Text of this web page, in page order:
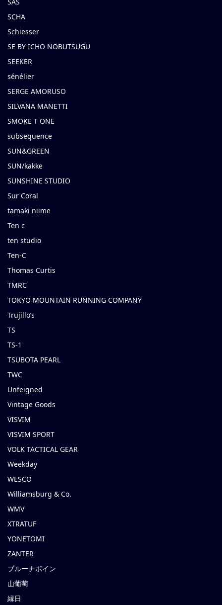
SCHA
Schiesser
SE BY ICHO NOBUTSUGU
SEEKER
sénélier
SERGE AMORUSO
SILVANA MANETTI
SMOKE T ONE
subsequence
SUN&GREEN
SUN/kakke
SUNSHINE STUDIO
Sur Coral
tamaki niime
Ten c
ten studio
Ten-C
Thomas Curtis
TMRC
TOKYO MOUNTAIN RUNNING COMPANY
Trujillo’s
TS
TS-1
TSUBOTA PEARL
TWC
Unfeigned
Vintage Goods
VISVIM
VISVIM SPORT
VOLK TACTICAL GEAR
Weekday
WESCO
Williamsburg & Co.
WMV
XTRATUF
YONETOMI
ZANTER
ブルーナボイン
山葡萄
縁日